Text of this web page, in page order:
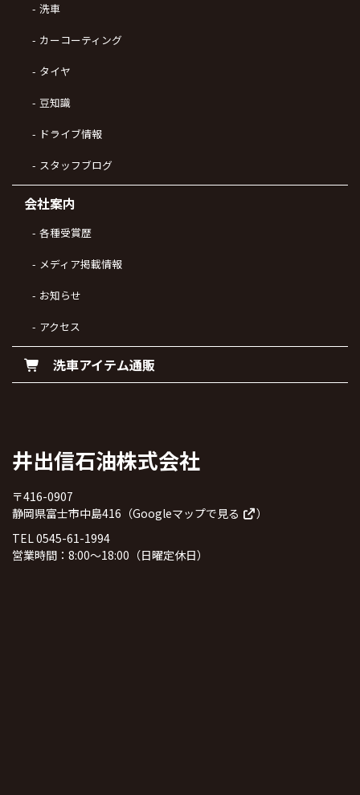
洗車
カーコーティング
タイヤ
豆知識
ドライブ情報
スタッフブログ
会社案内
各種受賞歴
メディア掲載情報
お知らせ
アクセス
洗車アイテム通販
井出信石油株式会社
〒416-0907
静岡県富士市中島416（Googleマップで見る
）
TEL 0545-61-1994
営業時間：8:00～18:00（日曜定休日）